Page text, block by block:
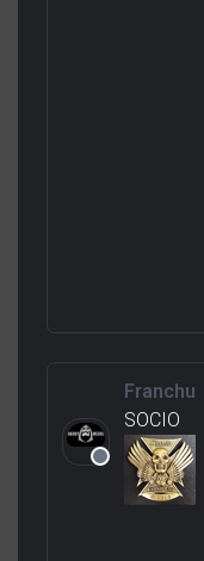
Franchu
SOCIO